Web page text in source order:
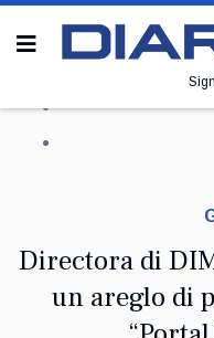
Directora di
un areglo di